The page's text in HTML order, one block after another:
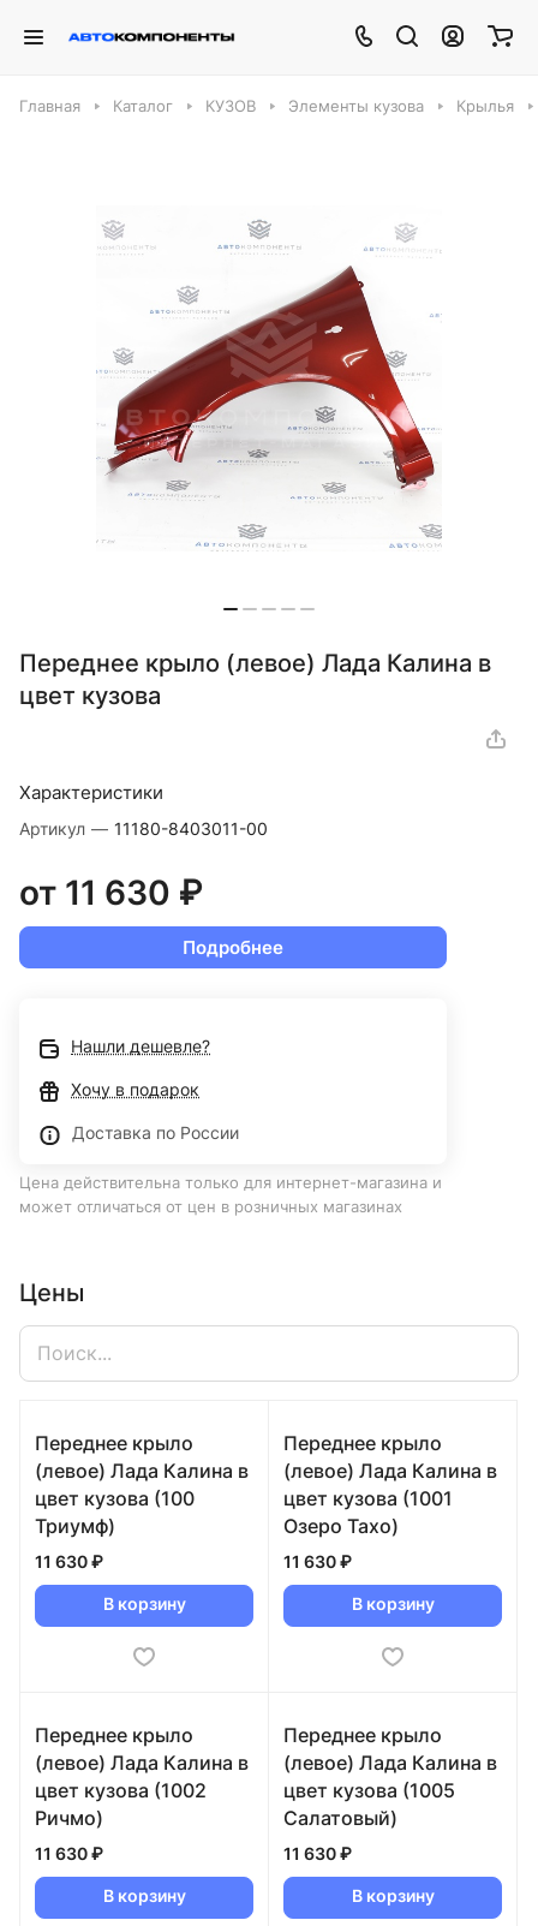
Главная Каталог КУЗОВ Элементы кузова Крылья
Переднее крыло (левое) Лада Калина в
цвет кузова
Характеристики
Артикул — 11180-8403011-00
от 11 630 ₽
Подробнее
Нашли дешевле?
Хочу в подарок
Доставка по России
Цена действительна только для интернет-магазина и
может отличаться от цен в розничных магазинах
Цены
Переднее крыло
(левое) Лада Калина в
цвет кузова (100
Триумф)
11 630 ₽
В корзину
Переднее крыло
(левое) Лада Калина в
цвет кузова (1001
Озеро Тахо)
11 630 ₽
В корзину
Переднее крыло
(левое) Лада Калина в
цвет кузова (1002
Ричмо)
11 630 ₽
В корзину
Переднее крыло
(левое) Лада Калина в
цвет кузова (1005
Салатовый)
11 630 ₽
В корзину